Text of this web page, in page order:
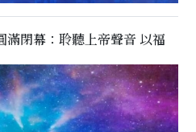
滿閉幕：聆聽上帝聲音 以福